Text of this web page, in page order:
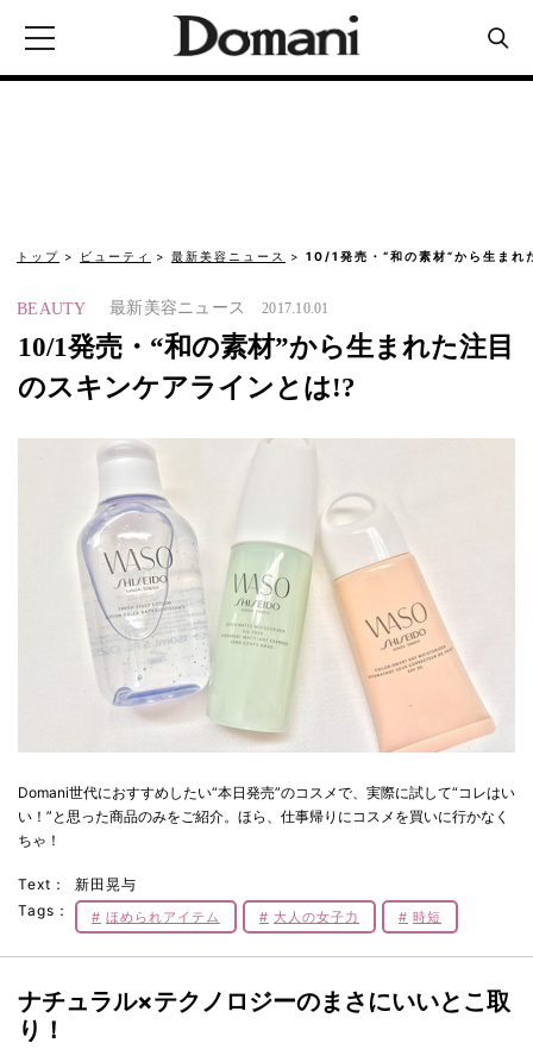
トップ ビューティ 最新美容ニュース 10/1発売・“和の素材”から生まれ
BEAUTY 最新美容ニュース 2017.10.01
10/1発売・“和の素材”から生まれた注目
のスキンケアラインとは!?
Domani世代におすすめしたい“本日発売”のコスメで、実際に試して“コレはい
い！”と思った商品のみをご紹介。ほら、仕事帰りにコスメを買いに行かなく
ちゃ！
Text：
新田晃与
Tags：
ほめられアイテム 大人の女子力 時短
ナチュラル×テクノロジーのまさにいいとこ取
り！